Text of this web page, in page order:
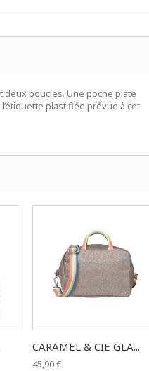
deux boucles. Une poche plate
plastifiée prévue à cet
CARAMEL & CIE GLA...
45,90 €